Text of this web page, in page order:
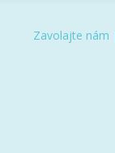
Zavolajte nám